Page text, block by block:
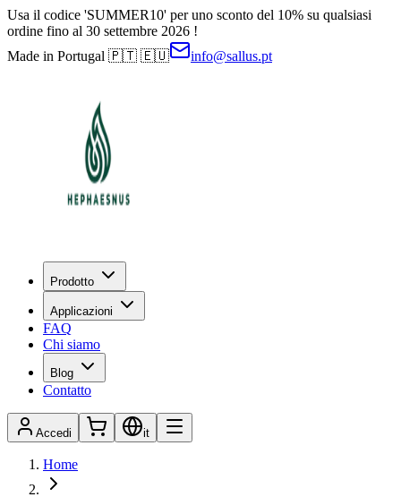
Usa il codice 'SUMMER10' per uno sconto del 10% su qualsiasi
ordine fino al 30 settembre 2026 !
Made in Portugal 🇵🇹 🇪🇺
info@sallus.pt
Prodotto
Applicazioni
FAQ
Chi siamo
Blog
Contatto
Accedi it
Home